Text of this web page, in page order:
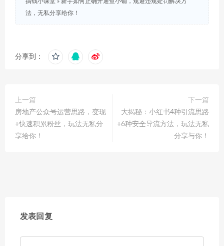
法，无私分享给你！
分享到：
上一篇
房地产公众号运营思路，变现
+快速积累粉丝，玩法无私分
享给你！
下一篇
大揭秘：小红书4种引流思路
+6种安全导流方法，玩法无私
分享与你！
发表回复